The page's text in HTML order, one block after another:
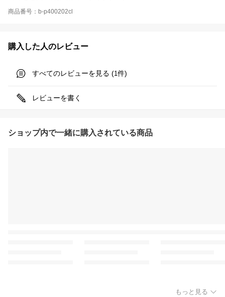
商品番号：b-p400202cl
購入した人のレビュー
すべてのレビューを見る (1件)
レビューを書く
ショップ内で一緒に購入されている商品
もっと見る